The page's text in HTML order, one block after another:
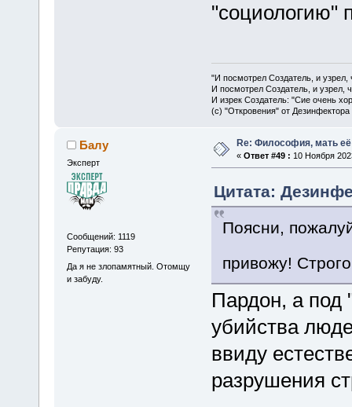
"социологию"
"И посмотрел Создатель, и
И посмотрел Создатель, и узрел,
И изрек Создатель: "Сие очень
(с) "Откровения" от Дезинфектора
Балу
Эксперт
Сообщений: 1119
Репутация: 93
Да я не злопамятный. Отомщу
и забуду.
Re: Философия, мать её
« Ответ #49 : 10 Ноября
Цитата:
Поясни,
привожу!
Пардон, а под
убийства
ввиду
разрушения